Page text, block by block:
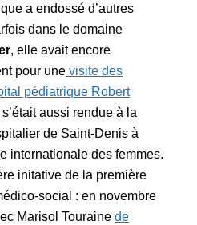
a endossé d’autres
dans le domaine
, elle avait encore
pour une visite des
pédiatrique Robert
aussi rendue à la
de Saint-Denis à
internationale des femmes.
initative de la première
social : en novembre
Marisol Touraine de